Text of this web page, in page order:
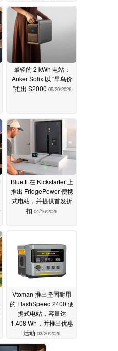
最轻的 2 kWh 电站：
Anker Solix 以 "早鸟价
"推出 S2000 05/20/2026
Bluetti 在 Kickstarter 上
推出 FridgePower 便携
式电站，并提供首发折
扣 04/16/2026
Vtoman 推出坚固耐用
的 FlashSpeed 2400 便
携式电站，容量达
1,408 Wh，并推出优惠
活动 03/20/2026